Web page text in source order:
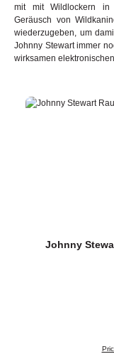
mit mit Wildlockern
Geräusch von
wiederzugeben, um
Johnny Stewart immer
wirksamen
Johnny